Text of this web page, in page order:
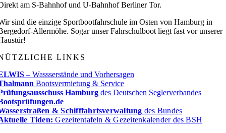
am S-Bahnhof und U-Bahnhof Berliner Tor.
sind die einzige Sportbootfahrschule im Osten von Hamburg in
Allermöhe. Sogar unser Fahrschulboot liegt fast vor unserer
LINKS
– Wassserstände und Vorhersagen
Bootsvermietung & Service
Hamburgdes Deutschen Seglerverbandes
& Schifffahrtsverwaltung des Bundes
Tiden: Gezeitentafeln & Gezeitenkalender des BSH